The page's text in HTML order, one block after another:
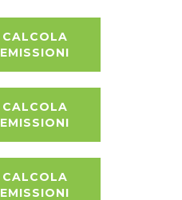
CALCOLA
EMISSIONI
CALCOLA
EMISSIONI
CALCOLA
EMISSIONI